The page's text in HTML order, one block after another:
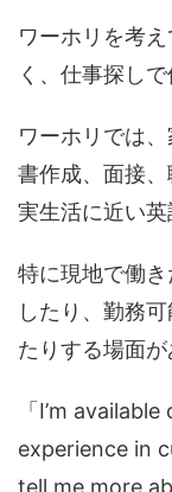
ワーホリを考
く、仕事探し
ワーホリでは
書作成、面接
実生活に近い英
特に現地で働
したり、勤務
たりする場面が
「I’m
experience in
tell me more